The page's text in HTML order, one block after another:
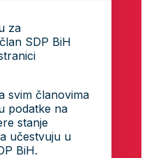
za
SDP BiH
svim članovima
podatke na
stanje
učestvuju u
BiH.